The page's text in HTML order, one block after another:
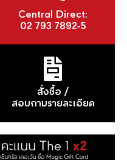
Central Direct:
02 793 7892-5
สั่งซื้อ /
สอบถามรายละเอียด